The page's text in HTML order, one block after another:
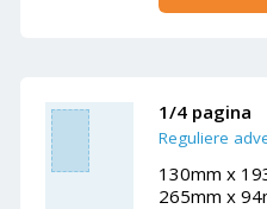
1/4 pagina
Reguliere
130mm x
265mm x